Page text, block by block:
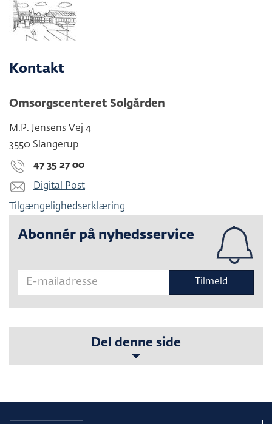
Kontakt
Omsorgscenteret Solgården
M.P. Jensens Vej 4
3550 Slangerup
47 35 27 00
Digital Post
Tilgængelighedserklæring
Abonnér på nyhedsservice
Tilmeld
Del denne side